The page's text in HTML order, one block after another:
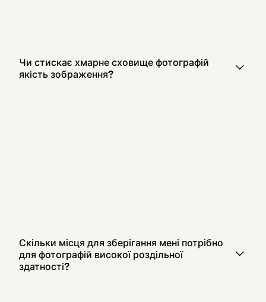
Чи стискає хмарне сховище фотографій
якість зображення?
Скільки місця для зберігання мені потрібно
для фотографій високої роздільної
здатності?